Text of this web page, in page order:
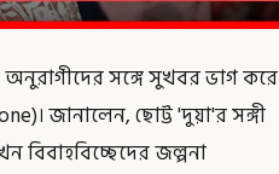
সঙ্গে সুখবর ভাগ করে
জানালেন, ছোট্ট 'দুয়া'র সঙ্গী
বিবাহবিচ্ছেদের জল্পনা